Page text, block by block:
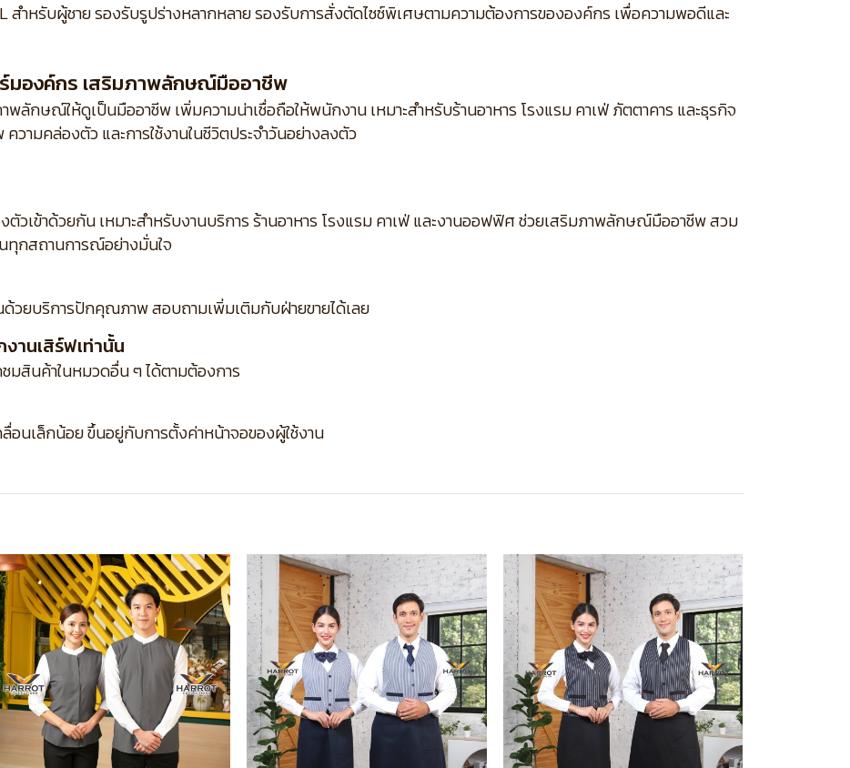
สำหรับผู้ชาย รองรับรูปร่างหลากหลายรองรับการสั่งตัดไซซ์พิเศษตามความต้องการขององค์กร เพื่อความพอดีและ
ร์มองค์กร เสริมภาพลักษณ์มืออาชีพ
ลักษณ์ให้ดูเป็นมืออาชีพ เพิ่มความน่าเชื่อถือให้พนักงาน เหมาะสำหรับร้านอาหาร โรงแรม คาเฟ่ ภัตตาคาร และธุรกิจ
ามคล่องตัว และการใช้งานในชีวิตประจำวันอย่างลงตัว
วเข้าด้วยกัน เหมาะสำหรับงานบริการ ร้านอาหาร โรงแรม คาเฟ่ และงานออฟฟิศ ช่วยเสริมภาพลักษณ์มืออาชีพ สวม
ทุกสถานการณ์อย่างมั่นใจ
ยบริการปักคุณภาพ สอบถามเพิ่มเติมกับฝ่ายขายได้เลย
านเสิร์ฟเท่านั้น
มสินค้าในหมวดอื่น ๆ ได้ตามต้องการ
อนเล็กน้อย ขึ้นอยู่กับการตั้งค่าหน้าจอของผู้ใช้งาน